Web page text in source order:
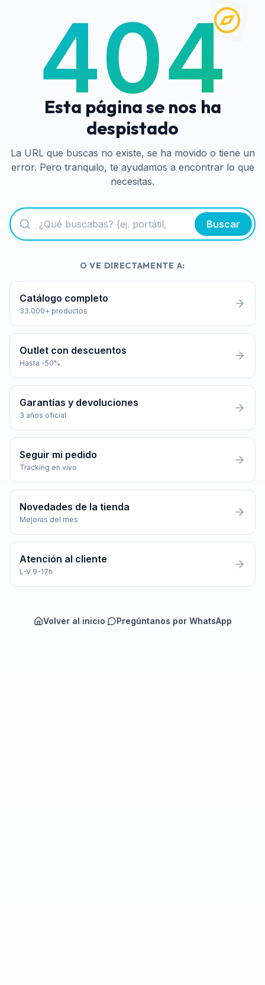
404
Esta página se nos ha
despistado
La URL que buscas no existe, se ha movido o tiene un
error. Pero tranquilo, te ayudamos a encontrar lo que
necesitas.
Buscar
O VE DIRECTAMENTE A:
Catálogo completo
33.000+ productos
Outlet con descuentos
Hasta -50%
Garantías y devoluciones
3 años oficial
Seguir mi pedido
Tracking en vivo
Novedades de la tienda
Mejoras del mes
Atención al cliente
L-V 9-17h
Volver al inicio· Pregúntanos por WhatsApp